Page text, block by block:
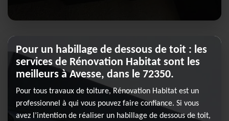
Pour un habillage de dessous de toit : les
services de Rénovation Habitat sont les
meilleurs à Avesse, dans le 72350.
Pour tous travaux de toiture, Rénovation Habitat est un
professionnel à qui vous pouvez faire confiance. Si vous
avez l’intention de réaliser un habillage de dessous de toit,